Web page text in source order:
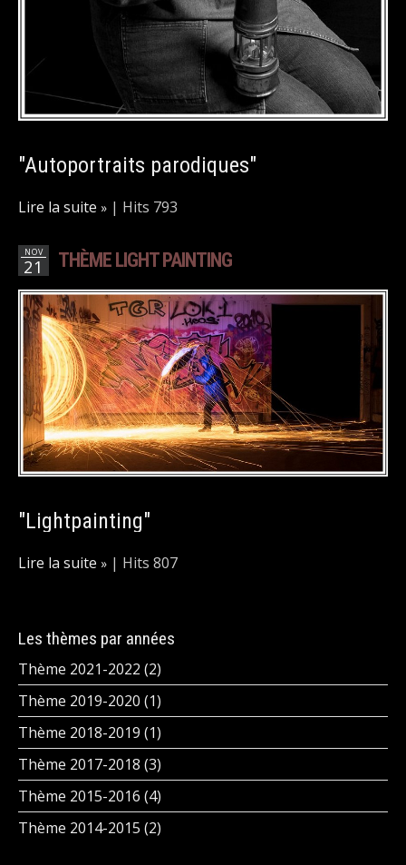
"Autoportraits parodiques"
Lire la suite | Hits 793
NOV
21 THÈME LIGHT PAINTING
"Lightpainting"
Lire la suite | Hits 807
Les thèmes par années
Thème 2021-2022 (2)
Thème 2019-2020 (1)
Thème 2018-2019 (1)
Thème 2017-2018 (3)
Thème 2015-2016 (4)
Thème 2014-2015 (2)